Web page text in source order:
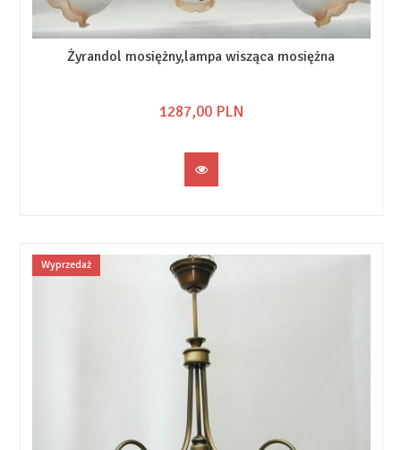
Żyrandol mosiężny,lampa wisząca mosiężna
1287,00PLN
Wyprzedaż